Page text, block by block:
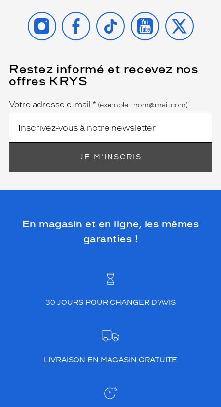
INSTAGRAMFACEBOOK
TIKTOK YOUTUBE
X
Restez informé et recevez nos
offres KRYS
Name
Votre adresse e-mail *
(Ce
champ
est
obligatoire)
(exemple : nom@mail.com)
JE M'INSCRIS
En magasin et en ligne, les mêmes
garanties !
30 JOURS POUR CHANGER D’AVIS
LIVRAISON EN MAGASIN GRATUITE